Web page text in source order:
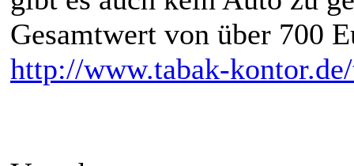
Gesamtwert von über 700
http://www.tabak-